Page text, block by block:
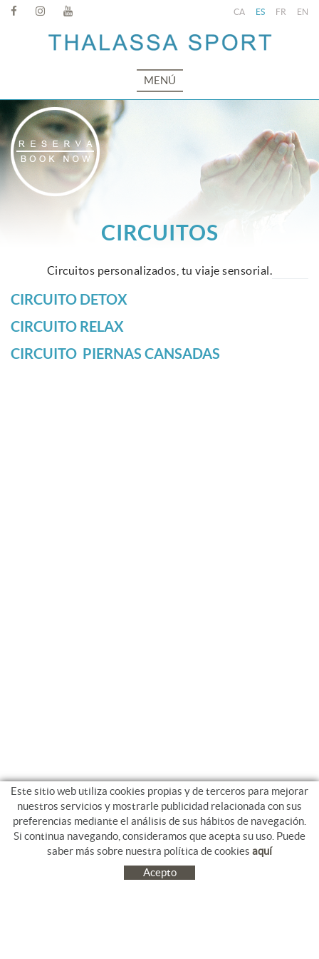
CA ES FR EN
MENÚ
CIRCUITOS
Circuitos personalizados, tu viaje sensorial.
CIRCUITO DETOX
CIRCUITO RELAX
CIRCUITO PIERNAS CANSADAS
Este sitio web utiliza cookies propias y de terceros para mejorar
nuestros servicios y mostrarle publicidad relacionada con sus
preferencias mediante el análisis de sus hábitos de navegación.
Si continua navegando, consideramos que acepta su uso. Puede
saber más sobre nuestra política de cookies aquí
Acepto